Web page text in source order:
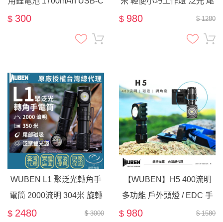
$ 300
部磁吸 手勢感應 快拆 頭燈
$ 1280
$ 980
WUBEN L1 聚泛光轉角手
電筒 2000流明 304米 旋轉
燈頭 雙光源 尾部磁吸 雙按
$ 3000
$ 2480
【WUBEN】H5 400流明
多功能 戶外頭燈 / EDC 手
電筒 / 可磁吸 工作燈$ 1580
$ 980